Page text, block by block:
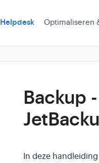
Helpdesk Optimaliseren
Backup
In deze